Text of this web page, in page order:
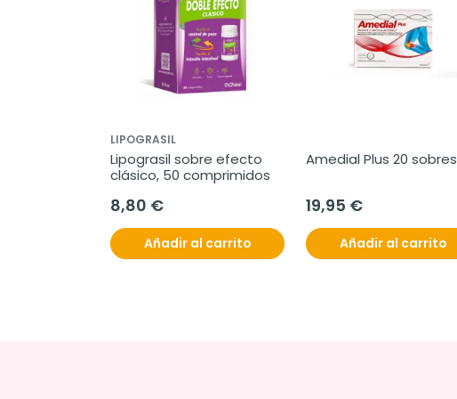
LIPOGRASIL
Lipograsil sobre efecto
clásico, 50 comprimidos
8,80 €
Añadir al carrito
Amedial Plus 20 sobres
19,95 €
Añadir al carrito